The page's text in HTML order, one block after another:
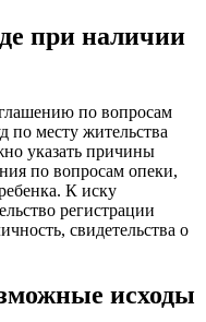
при наличии
по вопросам
по месту жительства
указать причины
по вопросам опеки,
К иску
регистрации
свидетельства о
исходы